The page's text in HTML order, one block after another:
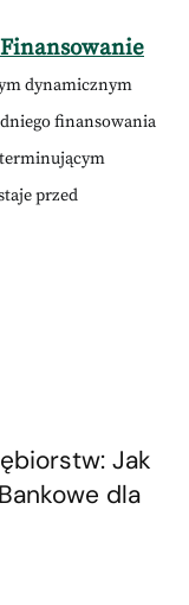
dynamicznym
finansowania
przed
Jak
dla